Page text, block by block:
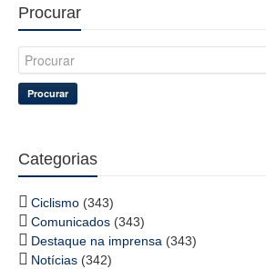
Procurar
Procurar
Categorias
Ciclismo (343)
Comunicados (343)
Destaque na imprensa (343)
Notícias (342)